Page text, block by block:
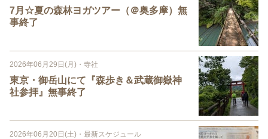
7月☆夏の森林ヨガツアー（＠奥多摩）無
事終了
2026年06月29日(月) ・ 寺社
東京・御岳山にて『森歩き＆武蔵御嶽神
社参拝』無事終了
2026年06月20日(土) ・ 最新スケジュール